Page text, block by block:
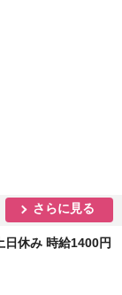
さらに見る
日休み 時給1400円